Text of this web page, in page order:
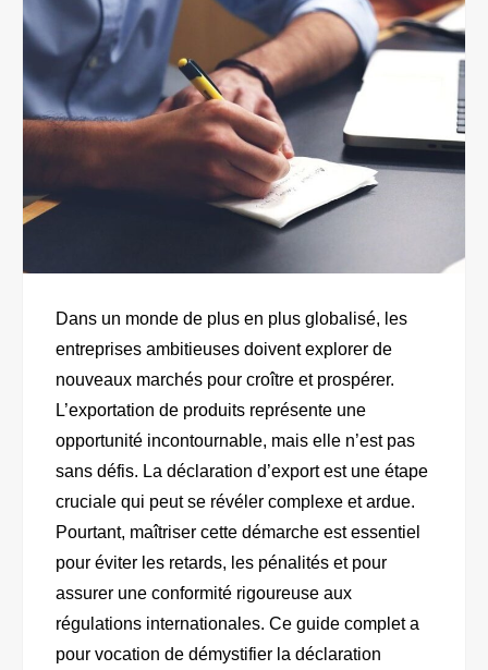
Dans un monde de plus en plus globalisé, les
entreprises ambitieuses doivent explorer de
nouveaux marchés pour croître et prospérer.
L’exportation de produits représente une
opportunité incontournable, mais elle n’est pas
sans défis. La déclaration d’export est une étape
cruciale qui peut se révéler complexe et ardue.
Pourtant, maîtriser cette démarche est essentiel
pour éviter les retards, les pénalités et pour
assurer une conformité rigoureuse aux
régulations internationales. Ce guide complet a
pour vocation de démystifier la déclaration